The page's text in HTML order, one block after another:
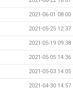
2021-06-01 08:00
2021-05-25 12:37
2021-05-19 09:38
2021-05-05 14:36
2021-05-03 14:05
2021-04-30 14:57